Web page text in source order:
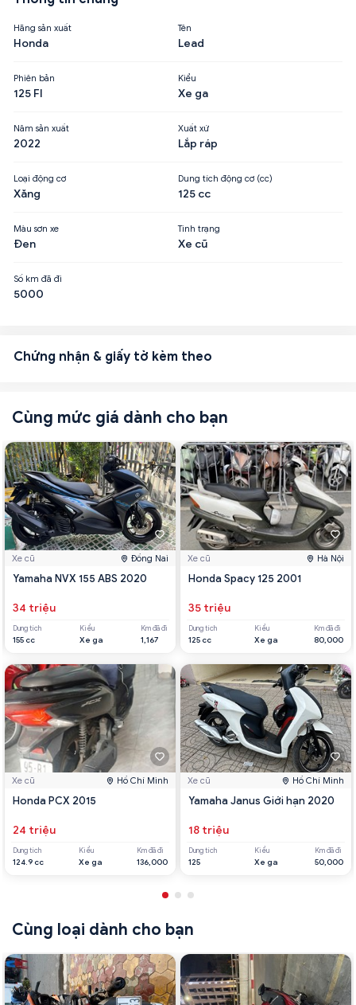
Hãng sản xuất
Honda
Tên
Lead
Phiên bản
125 FI
Kiểu
Xe ga
Năm sản xuất
2022
Xuất xứ
Lắp ráp
Loại động cơ
Xăng
Dung tích động cơ (cc)
125 cc
Màu sơn xe
Đen
Tình trạng
Xe cũ
Số km đã đi
5000
Chứng nhận & giấy tờ kèm theo
Cùng mức giá dành cho bạn
Xe cũ Đồng Nai
Yamaha NVX 155 ABS 2020
34 triệu
Dung tích
155 cc
Kiểu
Xe ga
Km đã đi
1,167
Xe cũ Hồ Chí Minh
Honda PCX 2015
24 triệu
Dung tích
124.9 cc
Kiểu
Xe ga
Km đã đi
136,000
Xe cũ Hà Nội
Honda Spacy 125 2001
35 triệu
Dung tích
125 cc
Kiểu
Xe ga
Km đã đi
80,000
Xe cũ Hồ Chí Minh
Yamaha Janus Giới hạn 2020
18 triệu
Dung tích
125
Kiểu
Xe ga
Km đã đi
50,000
Cùng loại dành cho bạn